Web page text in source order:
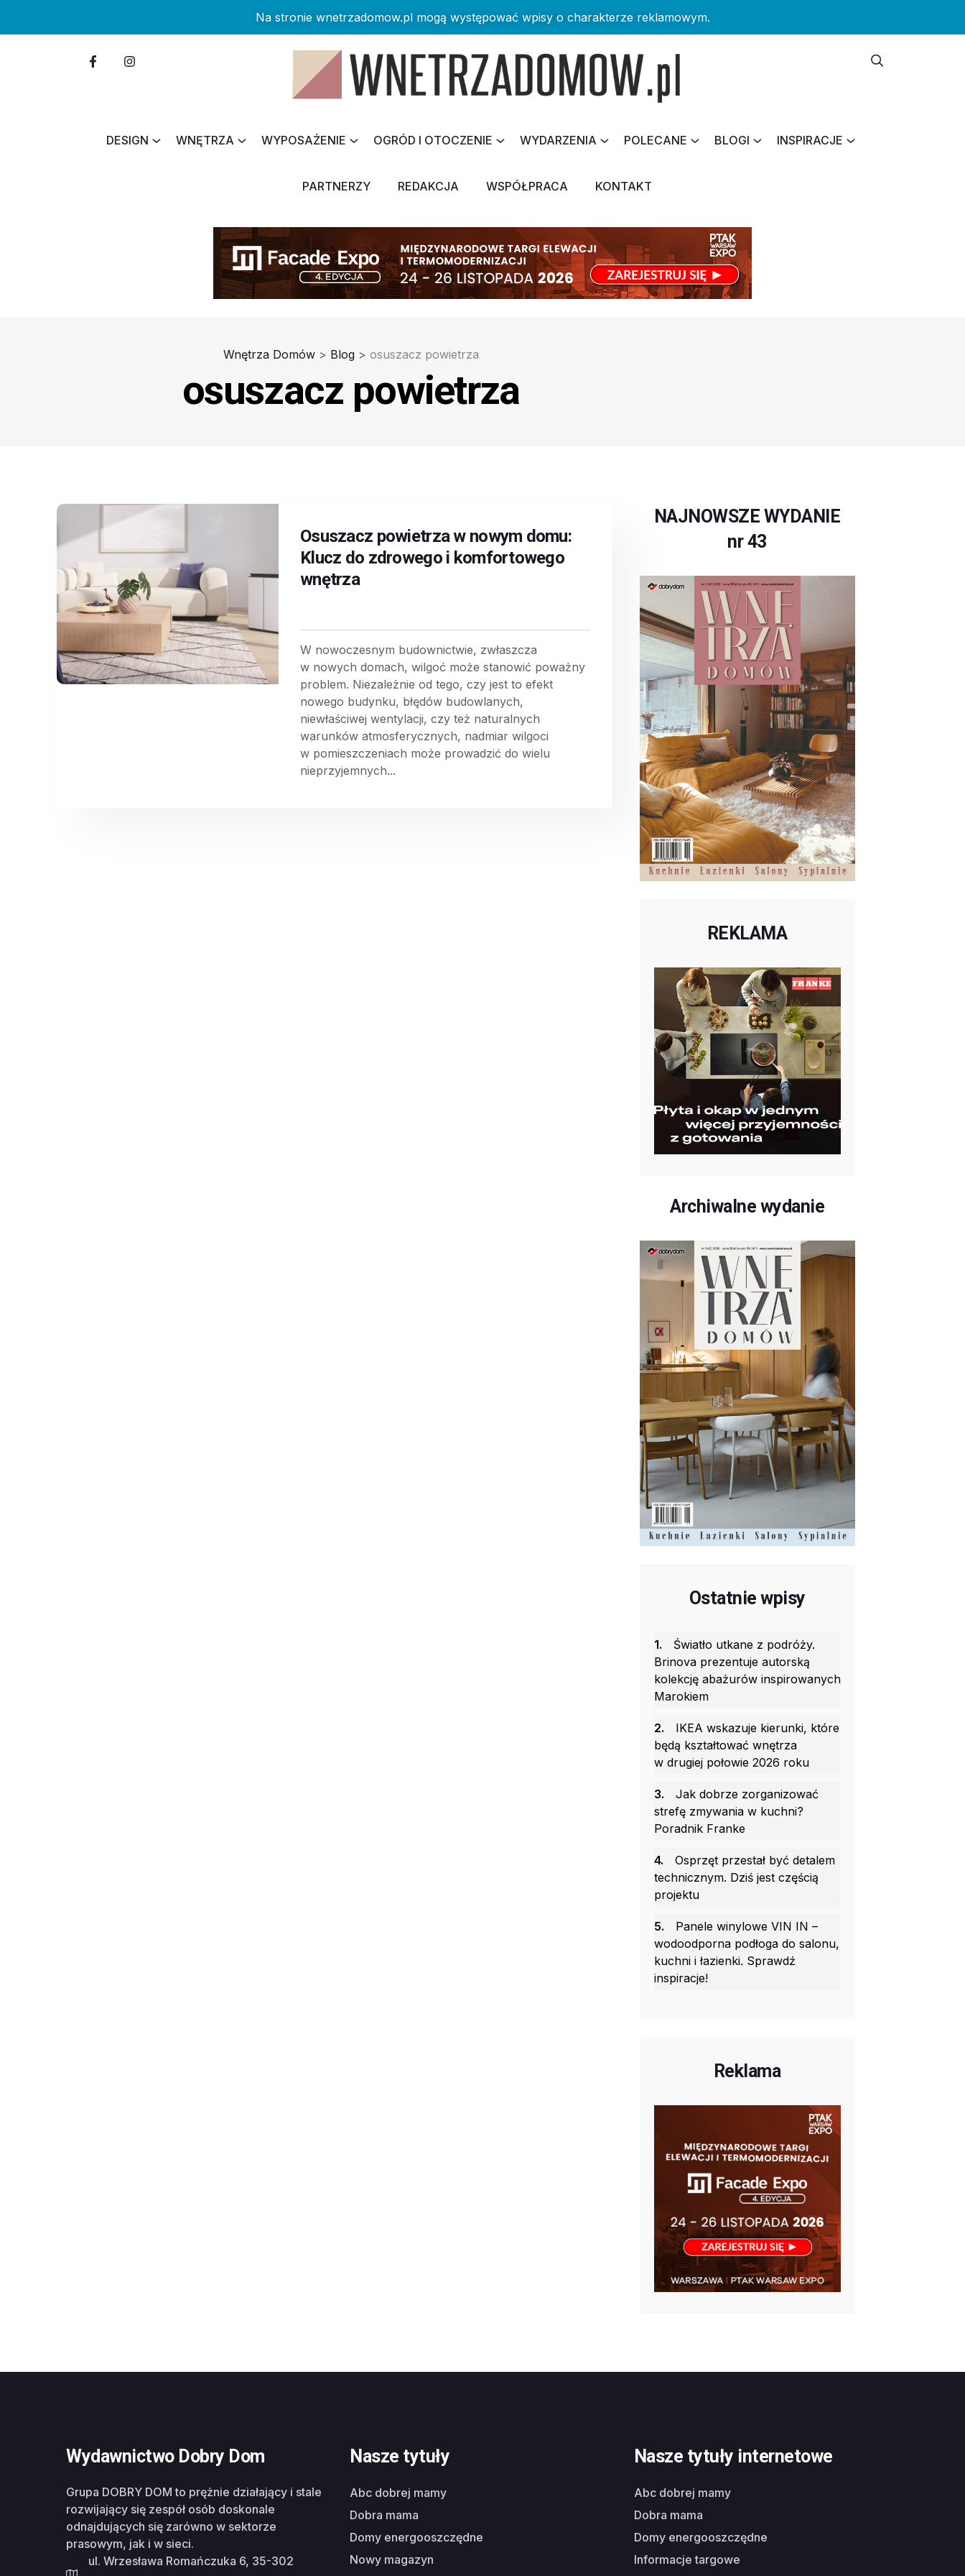
Na stronie wnetrzadomow.pl mogą występować wpisy o charakterze reklamowym.
DESIGN WNĘTRZA WYPOSAŻENIE OGRÓD I OTOCZENIE WYDARZENIA POLECANE BLOGI INSPIRACJE
PARTNERZY REDAKCJA WSPÓŁPRACA KONTAKT
Wnętrza Domów > Blog > osuszacz powietrza
osuszacz powietrza
Osuszacz powietrza w nowym domu:
Klucz do zdrowego i komfortowego
wnętrza
W nowoczesnym budownictwie, zwłaszcza
w nowych domach, wilgoć może stanowić poważny
problem. Niezależnie od tego, czy jest to efekt
nowego budynku, błędów budowlanych,
niewłaściwej wentylacji, czy też naturalnych
warunków atmosferycznych, nadmiar wilgoci
w pomieszczeniach może prowadzić do wielu
nieprzyjemnych...
NAJNOWSZE WYDANIE
nr 43
REKLAMA
Archiwalne wydanie
Ostatnie wpisy
1.
Światło utkane z podróży.
Brinova prezentuje autorską
kolekcję abażurów inspirowanych
Marokiem
2.
IKEA wskazuje kierunki, które
będą kształtować wnętrza
w drugiej połowie 2026 roku
3.
Jak dobrze zorganizować
strefę zmywania w kuchni?
Poradnik Franke
4.
Osprzęt przestał być detalem
technicznym. Dziś jest częścią
projektu
5.
Panele winylowe VIN IN –
wodoodporna podłoga do salonu,
kuchni i łazienki. Sprawdź
inspiracje!
Reklama
Wydawnictwo Dobry Dom
Grupa DOBRY DOM to prężnie działający i stale
rozwijający się zespół osób doskonale
odnajdujących się zarówno w sektorze
prasowym, jak i w sieci.
ul. Wrzesława Romańczuka 6, 35-302
Nasze tytuły
abc dobrej mamy
dobra mama
domy energooszczędne
nowy magazyn
Nasze tytuły internetowe
abc dobrej mamy
dobra mama
domy energooszczędne
informacje targowe